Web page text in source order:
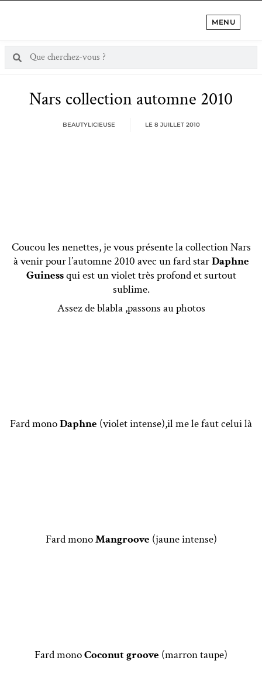
MENU
Nars collection automne 2010
BEAUTYLICIEUSE LE 8 JUILLET 2010
Coucou les nenettes, je vous présente la collection Nars
à venir pour l’automne 2010 avec un fard starDaphne
Guinessqui est un violet très profond et surtout
sublime.
Assez de blabla ,passons au photos
Fard monoDaphne (violet intense),il me le faut celui là
Fard monoMangroove (jaune intense)
Fard monoCoconut groove (marron taupe)